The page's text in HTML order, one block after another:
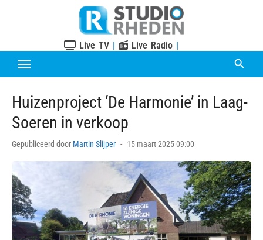
Live TV | Live Radio |
Huizenproject ‘De Harmonie’ in Laag-
Soeren in verkoop
Gepubliceerd door Martin Slijper
Posted
15 maart 2025 09:00